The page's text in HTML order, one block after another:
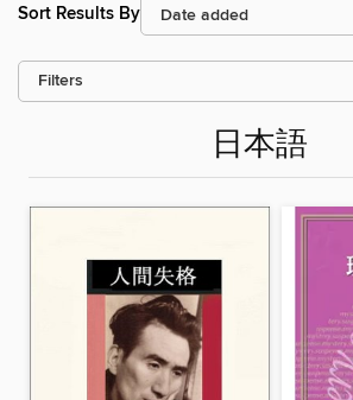
Sort Results By
Filters
日本語